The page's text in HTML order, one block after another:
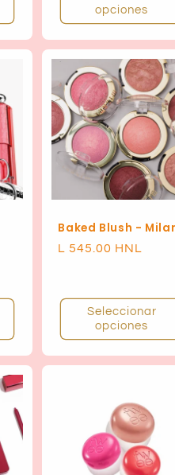
opciones
Baked Blush -
Precio
L 545.00 HNL
Seleccionar
opciones